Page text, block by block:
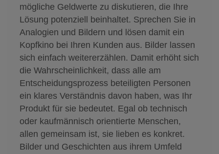
mögliche Geldwerte zu diskutieren, die Ihre
Lösung potenziell beinhaltet. Sprechen Sie in
Analogien und Bildern und lösen damit ein
Kopfkino bei Ihren Kunden aus. Bilder lassen
sich einfach weitererzählen. Damit erhöht sich
die Wahrscheinlichkeit, dass alle am
Entscheidungsprozess beteiligten Personen
ein klares Verständnis davon haben, was Ihr
Produkt für sie bedeutet. Egal ob technisch
oder kaufmännisch orientierte Menschen,
allen gemeinsam ist, sie lieben es konkret.
Bilder und Geschichten aus ihrem Umfeld